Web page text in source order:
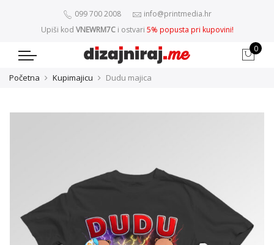
099 700 2008
info@printmedia.hr
Upiši kod VNEWRM7C i ostvari 5% popusta pri kupovini!
0
Početna Kupimajicu Dudu majica